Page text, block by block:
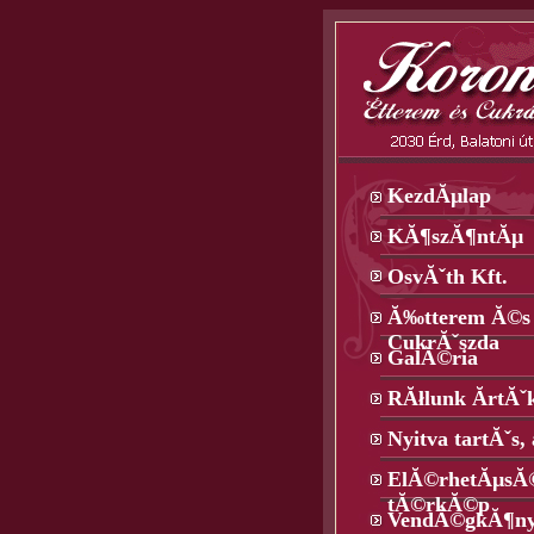
KezdĂµlap
KĂ¶szĂ¶ntĂµ
OsvĂˇth Kft.
Ă‰tterem Ă©s
CukrĂˇszda
GalĂ©ria
RĂłlunk
Nyitva tartĂˇs,
tĂ©rkĂ©p